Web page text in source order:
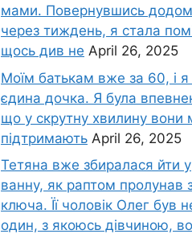
мами. Повернувшись
через тиждень, я стала
щось див не April 26, 2025
Моїм батькам вже за 60, і я
єдина дочка. Я була
що у скрутну хвилину вони
підтримають April 26, 2025
Тетяна вже збиралася йти у
ванну, як раптом пролунав
ключа. Її чоловік Олег був
один, з якоюсь дівчиною,